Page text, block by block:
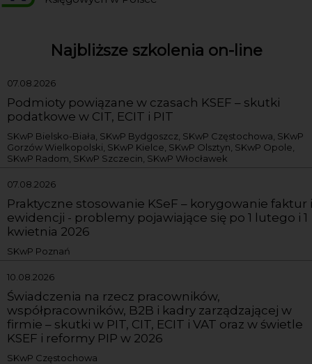
Najbliższe szkolenia on-line
07.08.2026
Podmioty powiązane w czasach KSEF – skutki
podatkowe w CIT, ECIT i PIT
SKwP Bielsko-Biała, SKwP Bydgoszcz, SKwP Częstochowa, SKwP
Gorzów Wielkopolski, SKwP Kielce, SKwP Olsztyn, SKwP Opole,
SKwP Radom, SKwP Szczecin, SKwP Włocławek
07.08.2026
Praktyczne stosowanie KSeF – korygowanie faktur i
ewidencji - problemy pojawiające się po 1 lutego i 1
kwietnia 2026
SKwP Poznań
10.08.2026
Świadczenia na rzecz pracowników,
współpracowników, B2B i kadry zarządzającej w
firmie – skutki w PIT, CIT, ECIT i VAT oraz w świetle
KSEF i reformy PIP w 2026
SKwP Częstochowa